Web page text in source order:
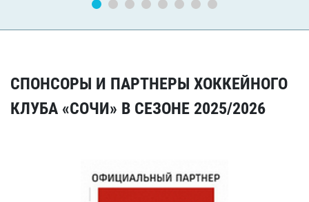
СПОНСОРЫ И ПАРТНЕРЫ ХОККЕЙНОГО
КЛУБА «СОЧИ» В СЕЗОНЕ 2025/2026